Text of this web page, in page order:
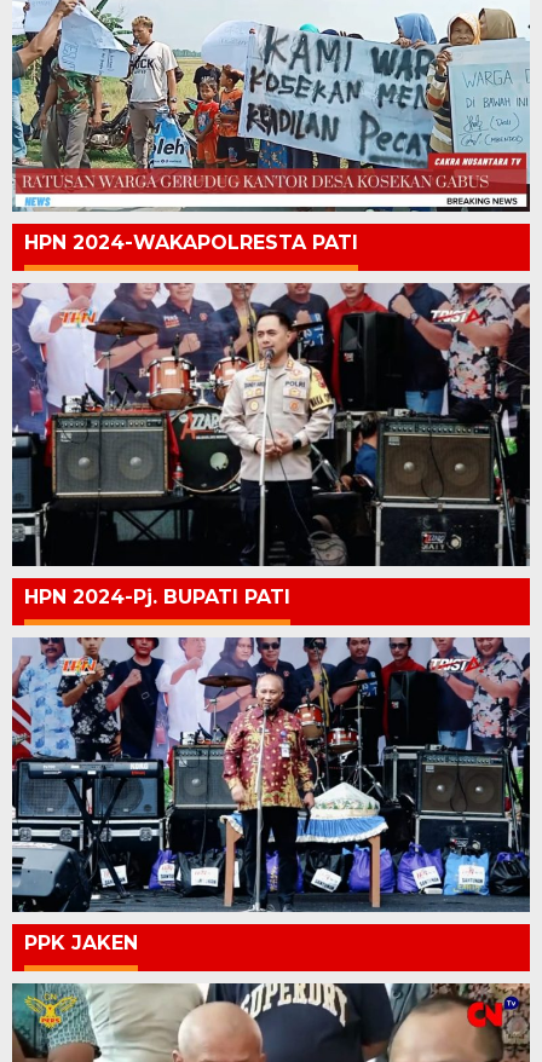
HPN 2024-WAKAPOLRESTA PATI
HPN 2024-Pj. BUPATI PATI
PPK JAKEN